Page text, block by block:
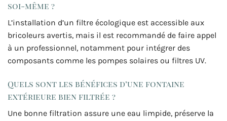
soi-même ?
L’installation d’un filtre écologique est accessible aux
bricoleurs avertis, mais il est recommandé de faire appel
à un professionnel, notamment pour intégrer des
composants comme les pompes solaires ou filtres UV.
Quels sont les bénéfices d’une fontaine
extérieure bien filtrée ?
Une bonne filtration assure une eau limpide, préserve la